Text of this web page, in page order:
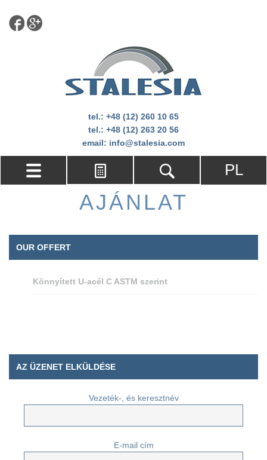
tel.: +48 (12) 260 10 65
tel.: +48 (12) 263 20 56
email: info@stalesia.com
PL
AJÁNLAT
OUR OFFERT
Könnyített U-acél C ASTM szerint
AZ ÜZENET ELKÜLDÉSE
Vezeték-, és keresztnév
E-mail cím